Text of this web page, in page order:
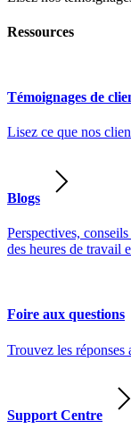
Ressources
Témoignages de
Lisez ce que nos
Blogs
Perspectives,
des heures de travail
Foire aux questions
Trouvez les réponses
Support Centre